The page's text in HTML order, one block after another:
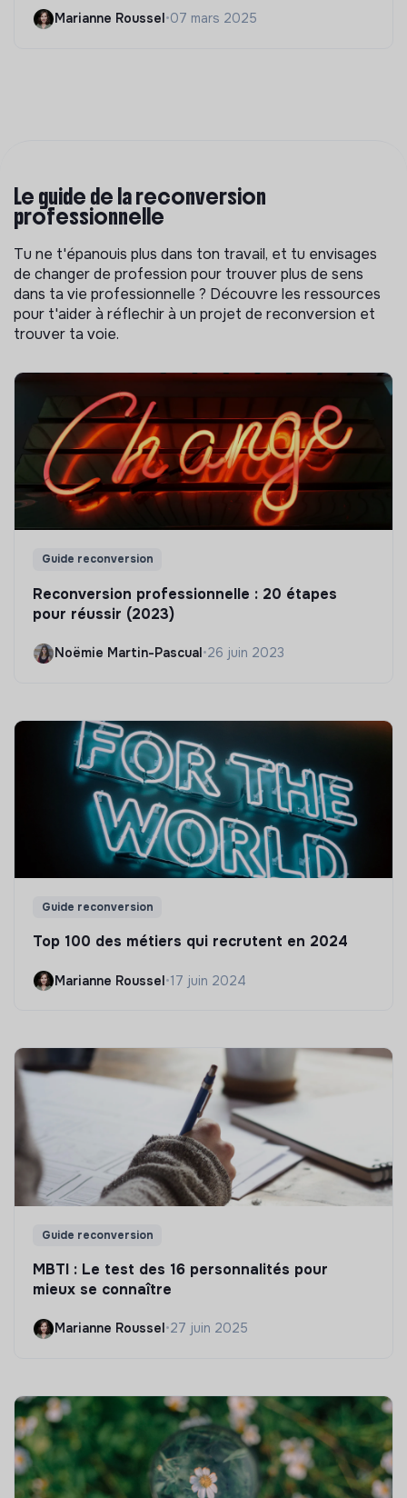
Marianne Roussel •07 mars 2025
Le guide de la reconversion
professionnelle
Tu ne t'épanouis plus dans ton travail, et tu envisages
de changer de profession pour trouver plus de sens
dans ta vie professionnelle ? Découvre les ressources
pour t'aider à réflechir à un projet de reconversion et
trouver ta voie.
Guide reconversion
Reconversion professionnelle : 20 étapes
pour réussir (2023)
Noëmie Martin-Pascual•26 juin 2023
Guide reconversion
Top 100 des métiers qui recrutent en 2024
Marianne Roussel•17 juin 2024
Guide reconversion
MBTI : Le test des 16 personnalités pour
mieux se connaître
Marianne Roussel •27 juin 2025